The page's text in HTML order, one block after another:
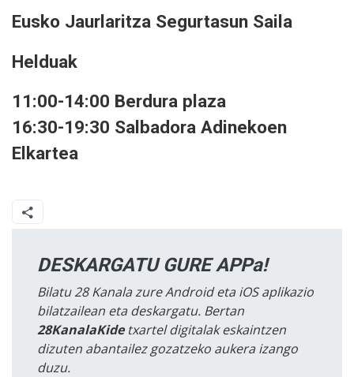
Eusko Jaurlaritza Segurtasun Saila
Helduak
11:00-14:00 Berdura plaza
16:30-19:30 Salbadora Adinekoen
Elkartea
DESKARGATU GURE APPa!
Bilatu 28 Kanala zure Android eta iOS aplikazio
bilatzailean eta deskargatu. Bertan
28KanalaKidetxartel digitalak eskaintzen
dizuten abantailez gozatzeko aukera izango
duzu.